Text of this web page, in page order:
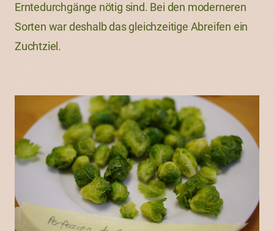
Erntedurchgänge nötig sind. Bei den moderneren
Sorten war deshalb das gleichzeitige Abreifen ein
Zuchtziel.